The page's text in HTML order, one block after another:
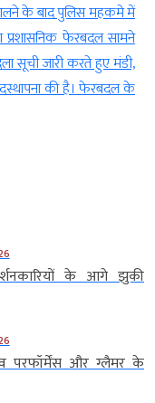
के बाद पुलिस महकमे में
प्रशासनिक फेरबदल सामने
सूची जारी करते हुए मंडी,
की है। फेरबदल के
के आगे झुकी
परफॉर्मेंस और ग्लैमर के